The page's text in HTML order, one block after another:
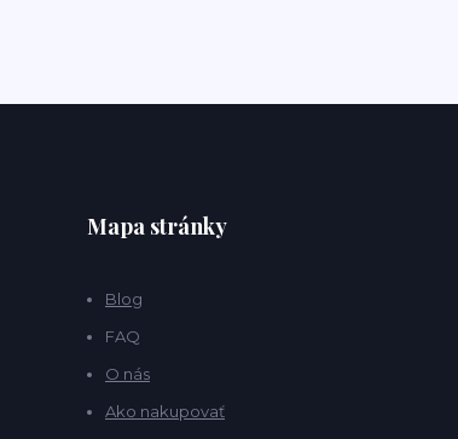
Mapa stránky
Blog
FAQ
O nás
Ako nakupovať